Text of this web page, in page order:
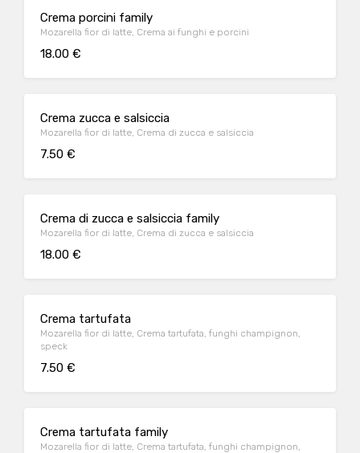
Crema porcini family
Mozarella fior di latte, Crema ai funghi e porcini
18.00 €
Crema zucca e salsiccia
Mozarella fior di latte, Crema di zucca e salsiccia
7.50 €
Crema di zucca e salsiccia family
Mozarella fior di latte, Crema di zucca e salsiccia
18.00 €
Crema tartufata
Mozarella fior di latte, Crema tartufata, funghi champignon,
speck
7.50 €
Crema tartufata family
Mozarella fior di latte, Crema tartufata, funghi champignon,